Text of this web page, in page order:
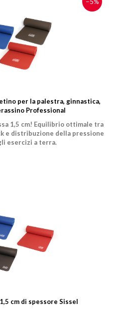
per la palestra, ginnastica,
Professional
1,5 cm! Equilibrio ottimale tra
e distribuzione della pressione
esercizi a terra.
cm di spessore Sissel